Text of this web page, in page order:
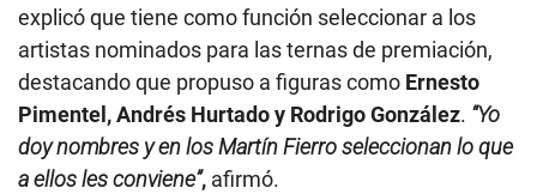
explicó que tiene como función seleccionar a los
artistas nominados para las ternas de premiación,
destacando que propuso a figuras como Ernesto
Pimentel, Andrés Hurtado y Rodrigo González. “Yo
doy nombres y en los Martín Fierro seleccionan lo que
a ellos les conviene”, afirmó.